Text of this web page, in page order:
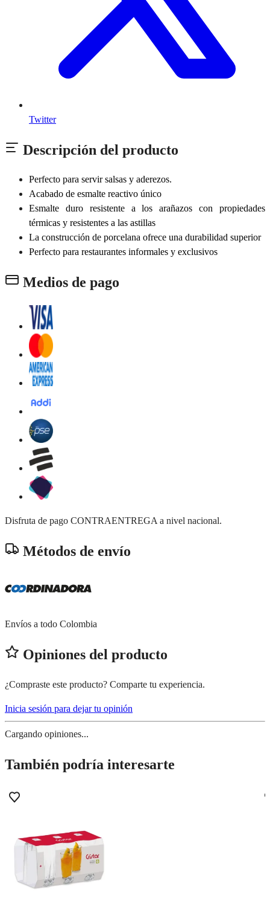
Twitter
Descripción del producto
Perfecto para servir salsas y aderezos.
Acabado de esmalte reactivo único
Esmalte duro resistente a los arañazos con propiedades
térmicas y resistentes a las astillas
La construcción de porcelana ofrece una durabilidad superior
Perfecto para restaurantes informales y exclusivos
Medios de pago
Disfruta de pago CONTRAENTREGA a nivel nacional.
Métodos de envío
Envíos a todo Colombia
Opiniones del producto
¿Compraste este producto? Comparte tu experiencia.
Inicia sesión para dejar tu opinión
Cargando opiniones...
También podría interesarte